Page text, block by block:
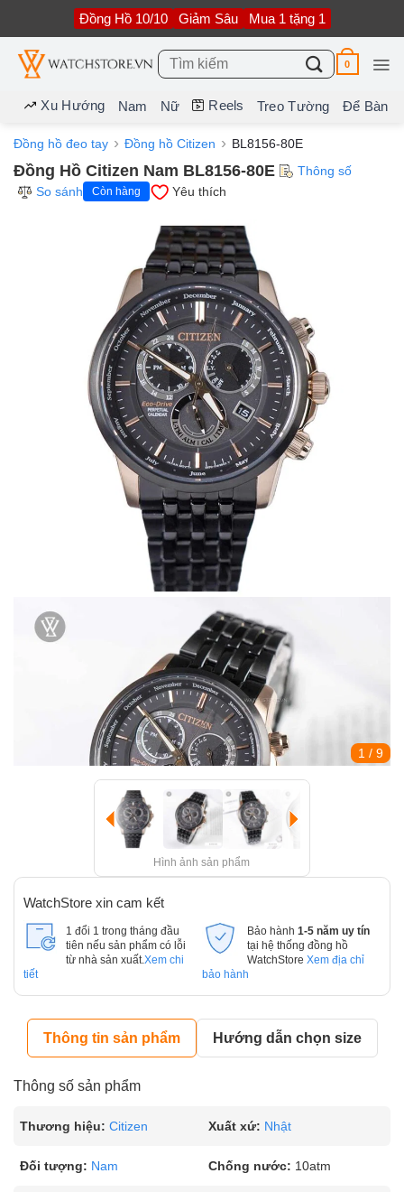
nội
dung
Đồng Hồ 10/10 Giảm Sâu Mua 1 tặng 1
Tìm
kiếm:
0
Xu Hướng Nam Nữ Reels Treo Tường Để Bàn
Đồng hồ đeo tay Đồng hồ Citizen BL8156-80E
Đồng Hồ Citizen Nam BL8156-80E
Thông số
So sánh
Còn hàng Yêu thích
1 / 9
Hình ảnh sản phẩm
WatchStore xin cam kết
1 đổi 1 trong tháng đầu
tiên nếu sản phẩm có lỗi
từ nhà sản xuất. Xem chi
tiết
Bảo hành 1-5 năm uy tín
tại hệ thống đồng hồ
WatchStore Xem địa chỉ
bảo hành
Thông tin sản phẩm Hướng dẫn chọn size
Thông số sản phẩm
Thương hiệu: Citizen Xuất xứ: Nhật
Đối tượng: Nam Chống nước: 10atm